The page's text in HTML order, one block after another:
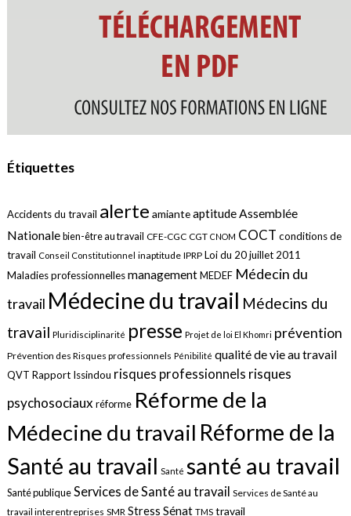
Étiquettes
Accidents du travail alerte amianteaptitude Assemblée
Nationale bien-être au travail CFE-CGC CGT CNOM COCT conditions de
travail Conseil Constitutionnel inaptitude IPRP Loi du 20 juillet 2011
Maladies professionnellesmanagement MEDEF Médecin du
travail Médecine du travail Médecins du
travail Pluridisciplinarité presse Projet de loi El Khomri prévention
Prévention des Risques professionnels Pénibilité qualité de vie au travail
QVT Rapport Issindou risques professionnels risques
psychosociaux réforme Réforme de la
Médecine du travail Réforme de la
Santé au travail Santé santé au travail
Santé publique Services de Santé au travail Services de Santé au
travail interentreprises SMR Stress Sénat TMS travail